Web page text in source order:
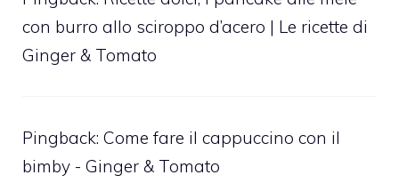
con burro allo sciroppo d’acero | Le ricette di
Ginger & Tomato
Pingback: Come fare il cappuccino con il
bimby - Ginger & Tomato